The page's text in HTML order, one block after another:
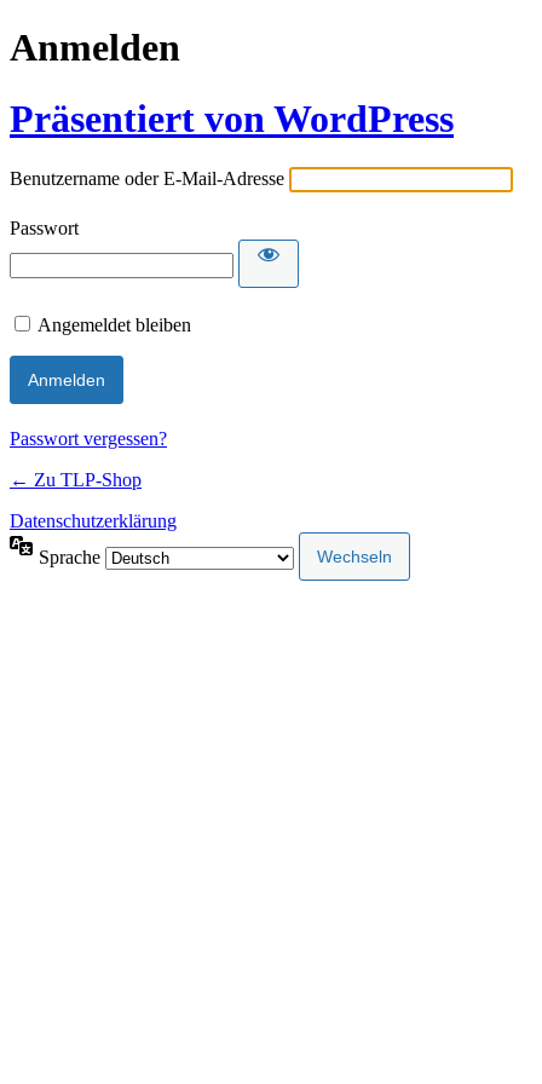
Anmelden
Präsentiert von WordPress
Benutzername oder E-Mail-Adresse
Passwort
Angemeldet bleiben
Passwort vergessen?
← Zu TLP-Shop
Datenschutzerklärung
Sprache